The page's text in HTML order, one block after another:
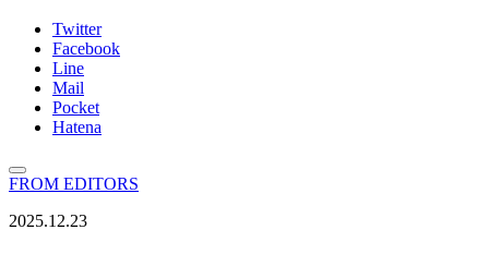
Twitter
Facebook
Line
Mail
Pocket
Hatena
FROM EDITORS
2025.12.23